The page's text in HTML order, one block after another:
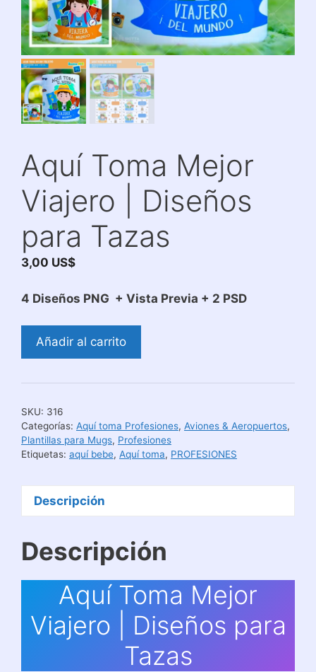
Aquí Toma Mejor
Viajero | Diseños
para Tazas
3,00 US$
4 Diseños PNG + Vista Previa + 2 PSD
Aquí
Viajero
Diseños
para
Tazas
Añadir al carrito
SKU: 316
Categorías: Aquí toma Profesiones, Aviones & Aeropuertos,
Plantillas para Mugs, Profesiones
Etiquetas: aquí bebe, Aquí toma, PROFESIONES
Descripción
Descripción
Aquí Toma Mejor
Viajero | Diseños para
Tazas